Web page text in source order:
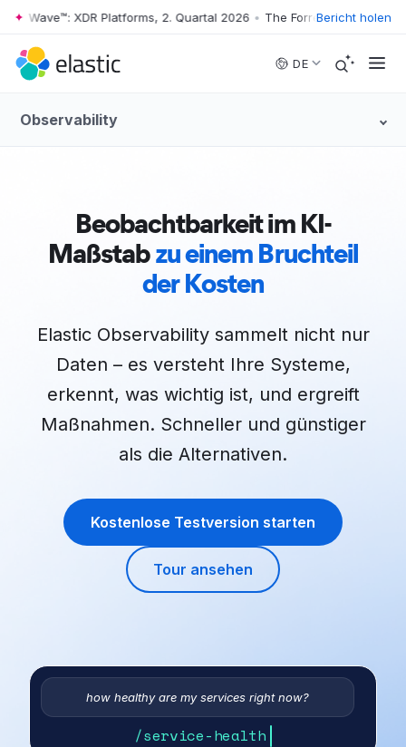
Skip to main content
Wave™: XDR Platforms, 2. Quartal 2026 • The Forrester Wave™: XDR
Bericht holen
DE
Observability
Beobachtbarkeit im KI-
Maßstabzu einem Bruchteil
der Kosten
Elastic Observability sammelt nicht nur
Daten – es versteht Ihre Systeme,
erkennt, was wichtig ist, und ergreift
Maßnahmen. Schneller und günstiger
als die Alternativen.
Kostenlose Testversion starten
Tour ansehen
how healthy are my services right now?
/service-health